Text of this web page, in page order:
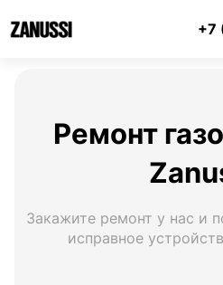
+7
Ремонт
Закажите ремонт у нас и
исправное